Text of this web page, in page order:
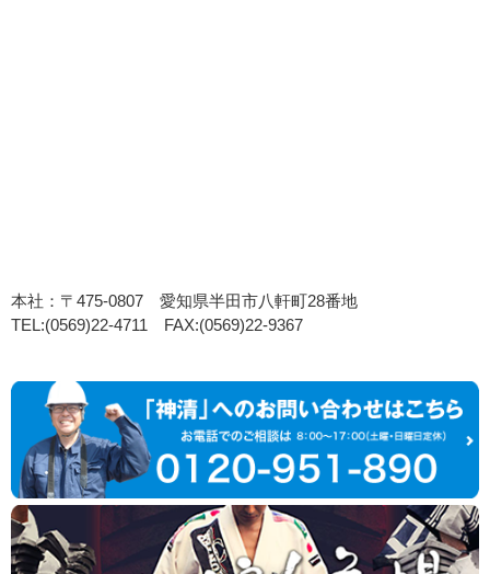
本社：〒475-0807 愛知県半田市八軒町28番地
TEL:(0569)22-4711 FAX:(0569)22-9367